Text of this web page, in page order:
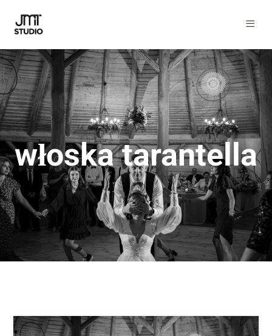
włoska tarantella